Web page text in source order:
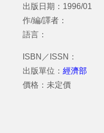
出版日期：1996/01
作/編/譯者：
語言：
ISBN／ISSN：
出版單位： 經濟部
價格：未定價